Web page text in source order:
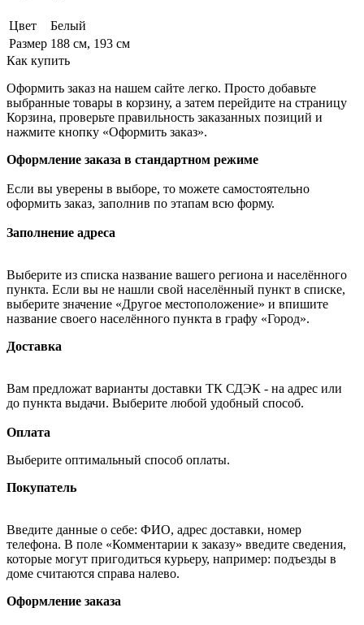
Цвет
Белый
Размер 188 см, 193 см
Как купить
Оформить заказ на нашем сайте легко. Просто добавьте
выбранные товары в корзину, а затем перейдите на страницу
Корзина, проверьте правильность заказанных позиций и
нажмите кнопку «Оформить заказ».
Оформление заказа в стандартном режиме
Если вы уверены в выборе, то можете самостоятельно
оформить заказ, заполнив по этапам всю форму.
Заполнение адреса
Выберите из списка название вашего региона и населённого
пункта. Если вы не нашли свой населённый пункт в списке,
выберите значение «Другое местоположение» и впишите
название своего населённого пункта в графу «Город».
Доставка
Вам предложат варианты доставки ТК СДЭК - на адрес или
до пункта выдачи. Выберите любой удобный способ.
Оплата
Выберите оптимальный способ оплаты.
Покупатель
Введите данные о себе: ФИО, адрес доставки, номер
телефона. В поле «Комментарии к заказу» введите сведения,
которые могут пригодиться курьеру, например: подъезды в
доме считаются справа налево.
Оформление заказа